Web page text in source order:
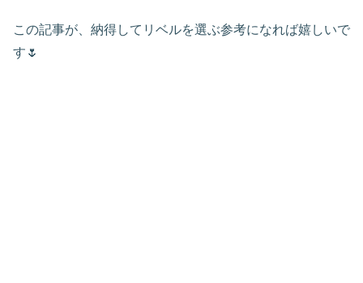
この記事が、納得してリベルを選ぶ参考になれば嬉しいで
す🌷